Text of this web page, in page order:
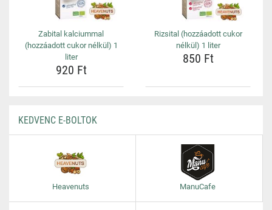
Zabital kalciummal
(hozzáadott cukor nélkül) 1
liter
920 Ft
Rizsital (hozzáadott cukor
nélkül) 1 liter
850 Ft
KEDVENC E-BOLTOK
Heavenuts ManuCafe